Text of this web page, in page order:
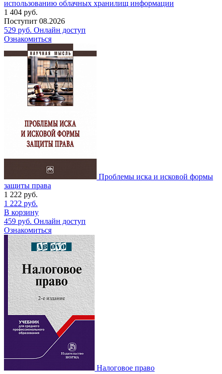
использованию облачных хранилищ информации
1 404 руб.
Поступит 08.2026
529 руб. Онлайн доступ
Ознакомиться
Проблемы иска и исковой формы
защиты права
1 222 руб.
1 222 руб.
В корзину
459 руб. Онлайн доступ
Ознакомиться
Налоговое право